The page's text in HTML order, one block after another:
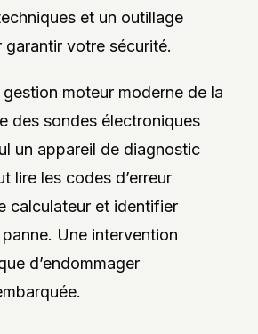
et un outillage
garantir votre sécurité.
moteur moderne de la
des sondes électroniques
un appareil de diagnostic
lire les codes d’erreur
calculateur et identifier
Une intervention
d’endommager